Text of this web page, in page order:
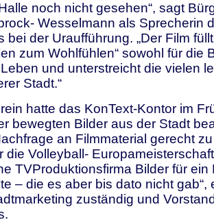
noch nicht gesehen“, sagt
Wesselmann als Sprecherin
bei der Uraufführung. „Der Film
zum Wohlfühlen“ sowohl für die
und unterstreicht die vielen
Stadt.“
hatte das KonText-Kontor im
bewegten Bilder aus der Stadt
an Filmmaterial gerecht
die Volleyball-
TVProduktionsfirma Bilder für ein
– die es aber bis dato nicht gab“,
zuständig und